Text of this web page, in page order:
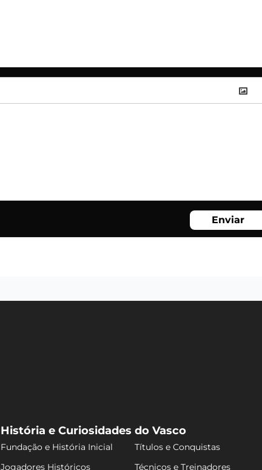
Enviar
História e Curiosidades do Vasco
Fundação e História Inicial
Títulos e Conquistas
Jogadores Históricos
Técnicos e Treinadores